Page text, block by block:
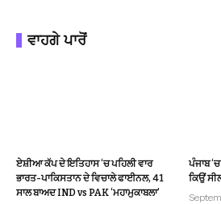
ਵਾਹਗੇ ਪਾਰੋਂ
ਏਸ਼ੀਆ ਕੱਪ ਦੇ ਇਤਿਹਾਸ ‘ਚ ਪਹਿਲੀ ਵਾਰ
ਭਾਰਤ-ਪਾਕਿਸਤਾਨ ਦੇ ਵਿਚਾਲੇ ਫਾਈਨਲ, 41
ਸਾਲ ਬਾਅਦ IND vs PAK ‘ਮਹਾਮੁਕਾਬਲਾ’
ਪੰਜਾਬ
ਕਿਉਂ